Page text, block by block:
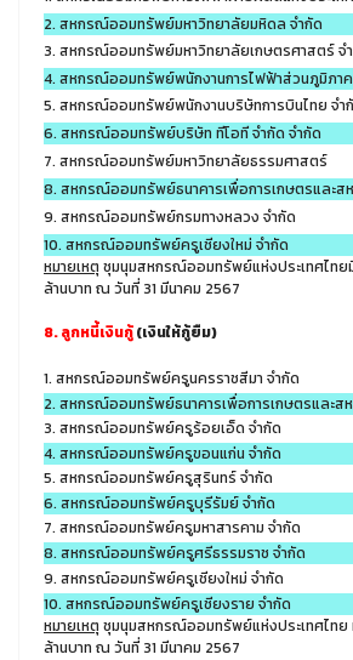
2. สหกรณ์ออมทรัพย์มหาวิทยาลัยมหิดล จำกัด
3. สหกรณ์ออมทรัพย์มหาวิทยาลัยเกษตรศาสตร์ จ
4. สหกรณ์ออมทรัพย์พนักงานการไฟฟ้าส่วนภูมิภา
5. สหกรณ์ออมทรัพย์พนักงานบริษัทการบินไทย จำ
6. สหกรณ์ออมทรัพย์บริษัท ทีโอที จำกัด จำกัด
7. สหกรณ์ออมทรัพย์มหาวิทยาลัยธรรมศาสตร์
8. สหกรณ์ออมทรัพย์ธนาคารเพื่อการเกษตรและส
9. สหกรณ์ออมทรัพย์กรมทางหลวง จำกัด
10. สหกรณ์ออมทรัพย์ครูเชียงใหม่ จำกัด
หมายเหตุ ชุมนุมสหกรณ์ออมทรัพย์แห่งประเทศไทย
ล้านบาท ณ วันที่ 31 มีนาคม 2567
8. ลูกหนี้เงินกู้(เงินให้กู้ยืม)
1. สหกรณ์ออมทรัพย์ครูนครราชสีมา จำกัด
2. สหกรณ์ออมทรัพย์ธนาคารเพื่อการเกษตรและส
3. สหกรณ์ออมทรัพย์ครูร้อยเอ็ด จำกัด
4. สหกรณ์ออมทรัพย์ครูขอนแก่น จำกัด
5. สหกรณ์ออมทรัพย์ครูสุรินทร์ จำกัด
6. สหกรณ์ออมทรัพย์ครูบุรีรัมย์ จำกัด
7. สหกรณ์ออมทรัพย์ครูมหาสารคาม จำกัด
8. สหกรณ์ออมทรัพย์ครูศรีธรรมราช จำกัด
9. สหกรณ์ออมทรัพย์ครูเชียงใหม่ จำกัด
10. สหกรณ์ออมทรัพย์ครูเชียงราย จำกัด
หมายเหตุ ชุมนุมสหกรณ์ออมทรัพย์แห่งประเทศไทย
ล้านบาท ณ วันที่ 31 มีนาคม 2567